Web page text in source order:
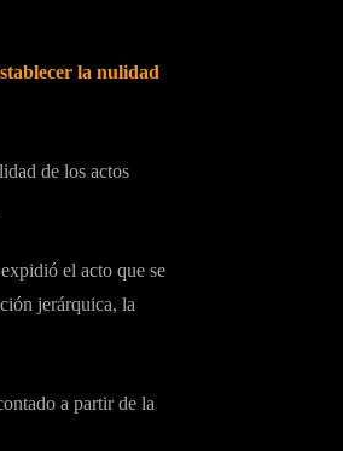
la nulidad
de los actos
el acto que se
jerárquica, la
a partir de la